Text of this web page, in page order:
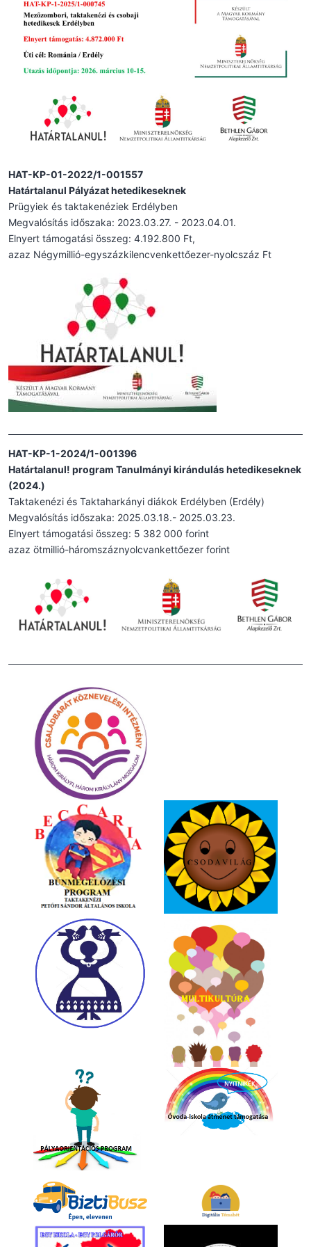
HAT-KP-01-2022/1-001557
Határtalanul Pályázat hetedikeseknek
Prügyiek és taktakenéziek Erdélyben
Megvalósítás időszaka: 2023.03.27. - 2023.04.01.
Elnyert támogatási összeg: 4.192.800 Ft,
azaz Négymillió-egyszázkilencvenkettőezer-nyolcszáz Ft
HAT-KP-1-2024/1-001396
Határtalanul! program Tanulmányi kirándulás hetedikeseknek
(2024.)
Taktakenézi és Taktaharkányi diákok Erdélyben (Erdély)
Megvalósítás időszaka: 2025.03.18.- 2025.03.23.
Elnyert támogatási összeg: 5 382 000 forint
azaz ötmillió-háromszáznyolcvankettőezer forint